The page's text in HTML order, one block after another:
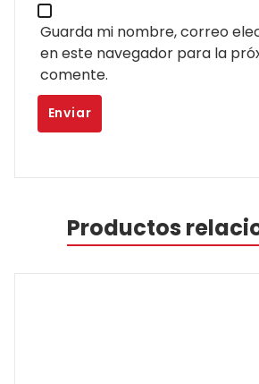
Guarda mi nombre, correo
en este navegador para la
comente.
Productos